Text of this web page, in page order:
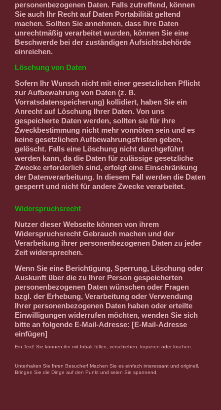
personenbezogenen Daten. Falls zutreffend, können
Sie auch Ihr Recht auf Daten Portabilität geltend
machen. Sollten Sie annehmen, dass Ihre Daten
unrechtmäßig verarbeitet wurden, können Sie eine
Beschwerde bei der zuständigen Aufsichtsbehörde
einreichen.
Löschung von Daten
Sofern Ihr Wunsch nicht mit einer gesetzlichen Pflicht
zur Aufbewahrung von Daten (z. B.
Vorratsdatenspeicherung) kollidiert, haben Sie ein
Anrecht auf Löschung Ihrer Daten. Von uns
gespeicherte Daten werden, sollten sie für ihre
Zweckbestimmung nicht mehr vonnöten sein und es
keine gesetzlichen Aufbewahrungsfristen geben,
gelöscht. Falls eine Löschung nicht durchgeführt
werden kann, da die Daten für zulässige gesetzliche
Zwecke erforderlich sind, erfolgt eine Einschränkung
der Datenverarbeitung. In diesem Fall werden die Daten
gesperrt und nicht für andere Zwecke verarbeitet.
Widerspruchsrecht
Nutzer dieser Webseite können von ihrem
Widerspruchsrecht Gebrauch machen und der
Verarbeitung ihrer personenbezogenen Daten zu jeder
Zeit widersprechen.
Wenn Sie eine Berichtigung, Sperrung, Löschung oder
Auskunft über die zu Ihrer Person gespeicherten
personenbezogenen Daten wünschen oder Fragen
bzgl. der Erhebung, Verarbeitung oder Verwendung
Ihrer personenbezogenen Daten haben oder erteilte
Einwilligungen widerrufen möchten, wenden Sie sich
bitte an folgende E-Mail-Adresse: [E-Mail-Adresse
einfügen]
Ein Text! Sie können ihn mit Inhalt füllen, verschieben, kopieren oder löschen.
Unterhalten Sie Ihren Besucher! Machen Sie es einfach interessant und originell.
Bringen Sie die Dinge auf den Punkt und seien Sie spannend.